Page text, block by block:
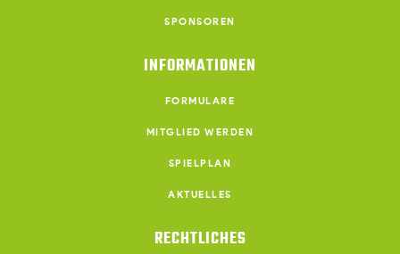
SPONSOREN
INFORMATIONEN
FORMULARE
MITGLIED WERDEN
SPIELPLAN
AKTUELLES
RECHTLICHES